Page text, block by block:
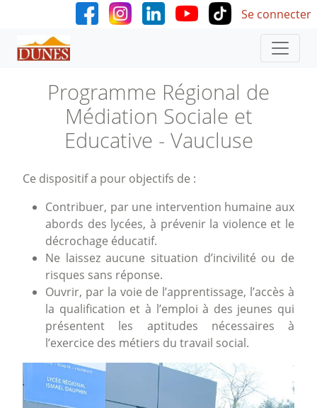
Aller au contenu principal User
Se connecter
Programme Régional de
Médiation Sociale et
Educative - Vaucluse
Ce dispositif a pour objectifs de :
Contribuer, par une intervention humaine aux
abords des lycées, à prévenir la violence et le
décrochage éducatif.
Ne laissez aucune situation d’incivilité ou de
risques sans réponse.
Ouvrir, par la voie de l’apprentissage, l’accès à
la qualification et à l’emploi à des jeunes qui
présentent les aptitudes nécessaires à
l’exercice des métiers du travail social.